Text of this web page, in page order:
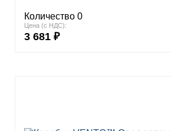
Количество 0
Цена (с НДС):
3 681 ₽